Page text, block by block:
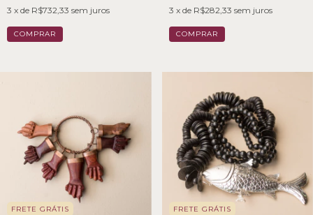
3 x de R$732,33 sem juros
3 x de R$282,33 sem juros
FRETE GRÁTIS FRETE GRÁTIS